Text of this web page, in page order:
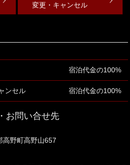
変更・キャンセル
宿泊代金の100%
ンセル 宿泊代金の100%
お問い合せ先
野町高野山657